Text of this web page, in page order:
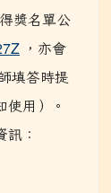
獎名單公
，亦會
填答時提
用）。
：